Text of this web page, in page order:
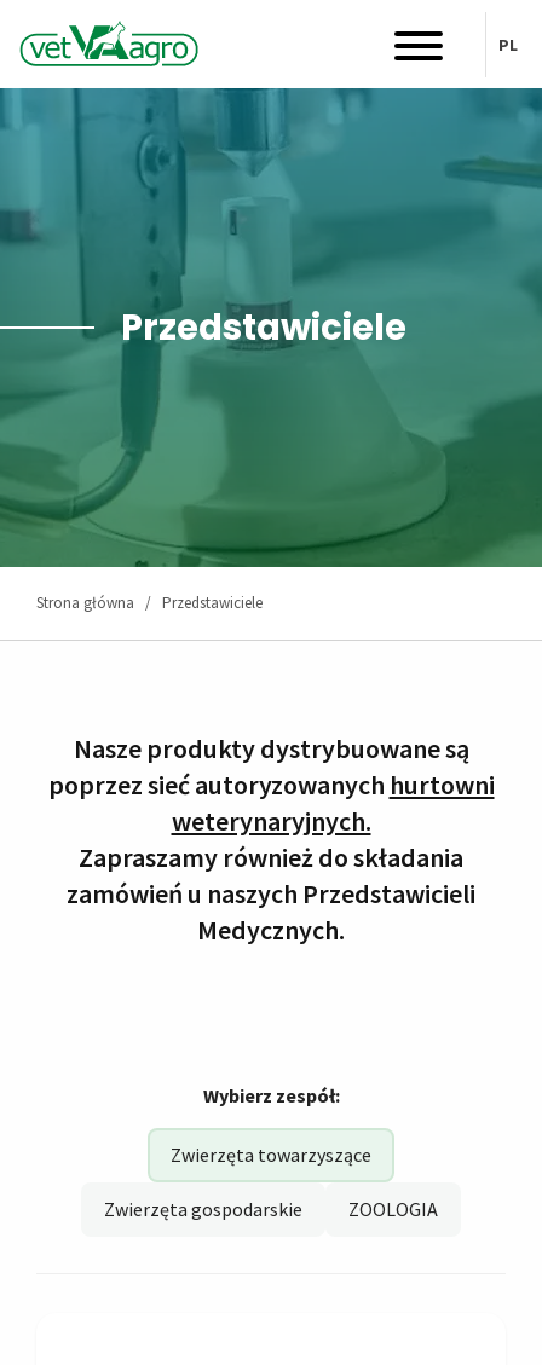
PL
Przedstawiciele
Strona główna Przedstawiciele
Nasze produkty dystrybuowane są
poprzez sieć autoryzowanych hurtowni
weterynaryjnych.
Zapraszamy również do składania
zamówień u naszych Przedstawicieli
Medycznych.
Wybierz zespół:
Zwierzęta towarzyszące
Zwierzęta gospodarskie ZOOLOGIA